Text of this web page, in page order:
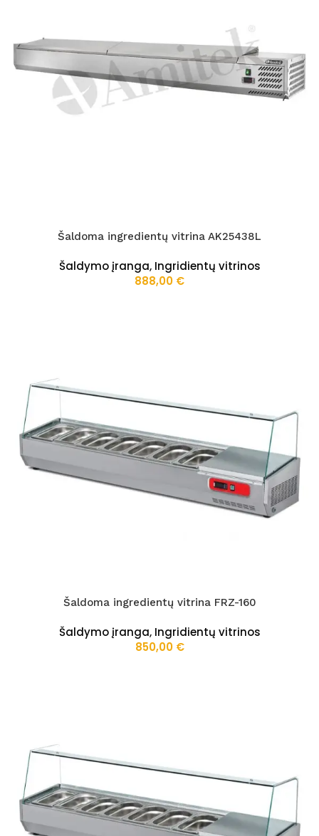
Šaldoma ingredientų vitrina AK25438L
Šaldymo įranga, Ingridientų vitrinos
888,00 €
Šaldoma ingredientų vitrina FRZ-160
Šaldymo įranga, Ingridientų vitrinos
850,00 €